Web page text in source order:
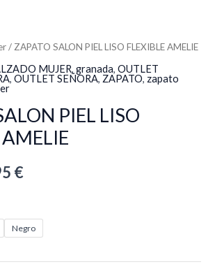
/ ZAPATO SALON PIEL LISO FLEXIBLE AMELIE
MUJER, granada, OUTLET
, OUTLET SEÑORA, ZAPATO, zapato
PIEL LISO
€
Negro